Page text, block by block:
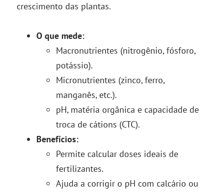
crescimento das plantas.
O que mede:
Macronutrientes (nitrogênio, fósforo,
potássio).
Micronutrientes (zinco, ferro,
manganês, etc.).
pH, matéria orgânica e capacidade de
troca de cátions (CTC).
Benefícios:
Permite calcular doses ideais de
fertilizantes.
Ajuda a corrigir o pH com calcário ou